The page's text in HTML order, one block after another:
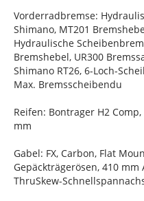
Vorderradbremse:
Shimano, MT201
Hydraulische
Bremshebel, UR300
Shimano RT26, 6-Loch-
Max. Bremsscheibendu
Reifen: Bontrager H2
mm
Gabel: FX, Carbon, Flat
Gepäckträgerösen, 410 mm
ThruSkew-